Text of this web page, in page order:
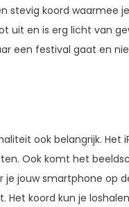
stevig koord waarmee
uit en is erg licht van
een festival gaat en
ook belangrijk. Het
Ook komt het
je jouw smartphone op
Het koord kun je